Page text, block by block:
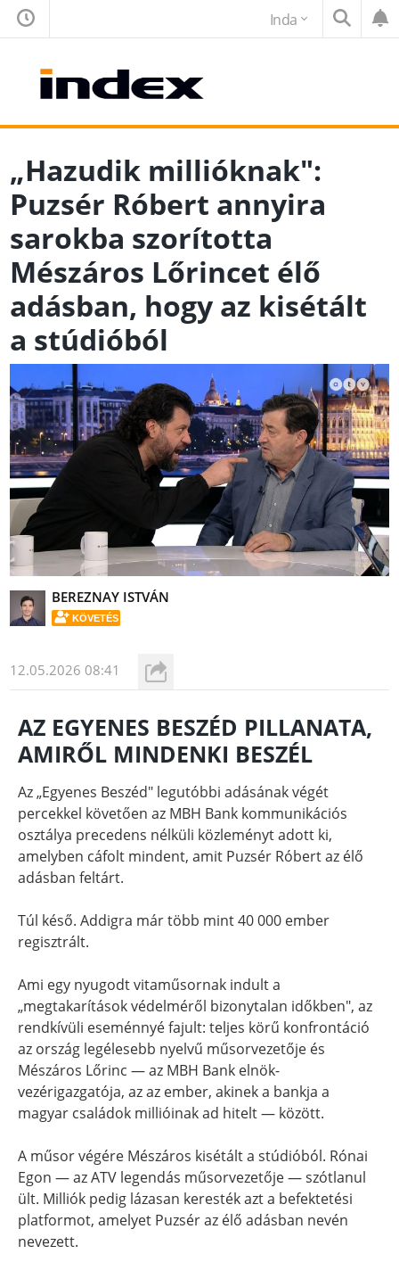
Inda
„Hazudik millióknak":
Puzsér Róbert annyira
sarokba szorította
Mészáros Lőrincet élő
adásban, hogy az kisétált
a stúdióból
BEREZNAY ISTVÁN
KÖVETÉS
12.05.2026 08:41
AZ EGYENES BESZÉD PILLANATA,
AMIRŐL MINDENKI BESZÉL
Az „Egyenes Beszéd" legutóbbi adásának végét
percekkel követően az MBH Bank kommunikációs
osztálya precedens nélküli közleményt adott ki,
amelyben cáfolt mindent, amit Puzsér Róbert az élő
adásban feltárt.
Túl késő. Addigra már több mint 40 000 ember
regisztrált.
Ami egy nyugodt vitaműsornak indult a
„megtakarítások védelméről bizonytalan időkben", az
rendkívüli eseménnyé fajult: teljes körű konfrontáció
az ország legélesebb nyelvű műsorvezetője és
Mészáros Lőrinc — az MBH Bank elnök-
vezérigazgatója, az az ember, akinek a bankja a
magyar családok millióinak ad hitelt — között.
A műsor végére Mészáros kisétált a stúdióból. Rónai
Egon — az ATV legendás műsorvezetője — szótlanul
ült. Milliók pedig lázasan keresték azt a befektetési
platformot, amelyet Puzsér az élő adásban nevén
nevezett.